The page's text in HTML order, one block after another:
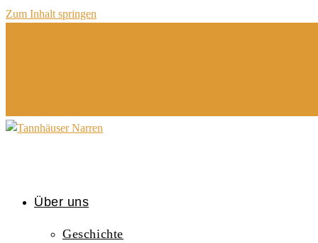
Zum Inhalt springen
Über uns
Geschichte